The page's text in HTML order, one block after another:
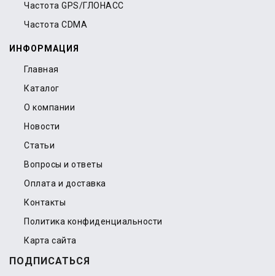
Частота GPS/ГЛОНАСС
Частота CDMA
ИНФОРМАЦИЯ
Главная
Каталог
О компании
Новости
Статьи
Вопросы и ответы
Оплата и доставка
Контакты
Политика конфиденциальности
Карта сайта
ПОДПИСАТЬСЯ